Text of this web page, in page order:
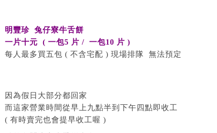
明豐珍 兔仔寮牛舌餅
一片十元 ( 一包5 片 / 一包10 片 )
每人最多買五包 ( 不含宅配 ) 現場排隊 無法預定
因為假日大部分都回家
而這家營業時間從早上九點半到下午四點即收工
( 有時賣完也會提早收工喔 )